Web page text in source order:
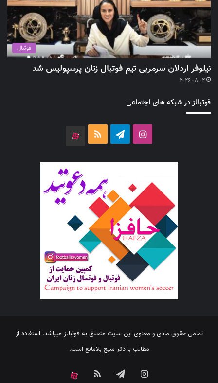
فوتبال
نیلوفر اردلان سرمربی تیم فوتبال زنان پرسپولیس شد
2026-08-02
فوتبالز در شبکه های اجتماعی
اینستاگرامتلگرام خوراک
تمامی حقوق مادی و معنوی این سایت متعلق به فوتبالز میباشد. استفاده از
مطالب با ذکر منبع بلامانع است.
اینستاگرامتلگرام خوراک